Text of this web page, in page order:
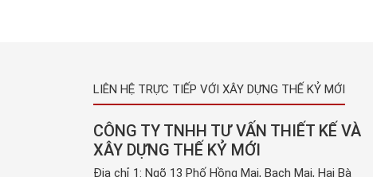
LIÊN HỆ TRỰC TIẾP VỚI XÂY DỰNG THẾ KỶ MỚI
CÔNG TY TNHH TƯ VẤN THIẾT KẾ VÀ
XÂY DỰNG THẾ KỶ MỚI
Địa chỉ 1: Ngõ 13 Phố Hồng Mai, Bạch Mai, Hai Bà